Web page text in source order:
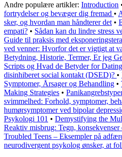
Andre populære artikler: Introduction
fortrydelser og bevæger dig fremad •
sker, og hvordan man håndterer det •
empati? • Sådan kan du lindre stress
Guide til praksis med
ved venner: Hvorfor det er vigtigt at
Betydning, Historie, Termer, Er jeg
Scripts og Hvad de Betyder for Dating
disinhiberet social kontakt (DSED)? •
Symptomer, Årsager og Behandling •
Making Strategies •
svimmelhed: Forhold, symptomer,
humørsymptomer ved bipolar
Psykologi 101 • Demystifying the
Reaktiv misbrug: Tegn,
Troubled Teens – Eksempler på
neurodivergent psykolog ønsker, at